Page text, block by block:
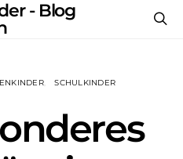
- Blog
SCHULKINDER